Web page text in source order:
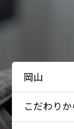
こだわり